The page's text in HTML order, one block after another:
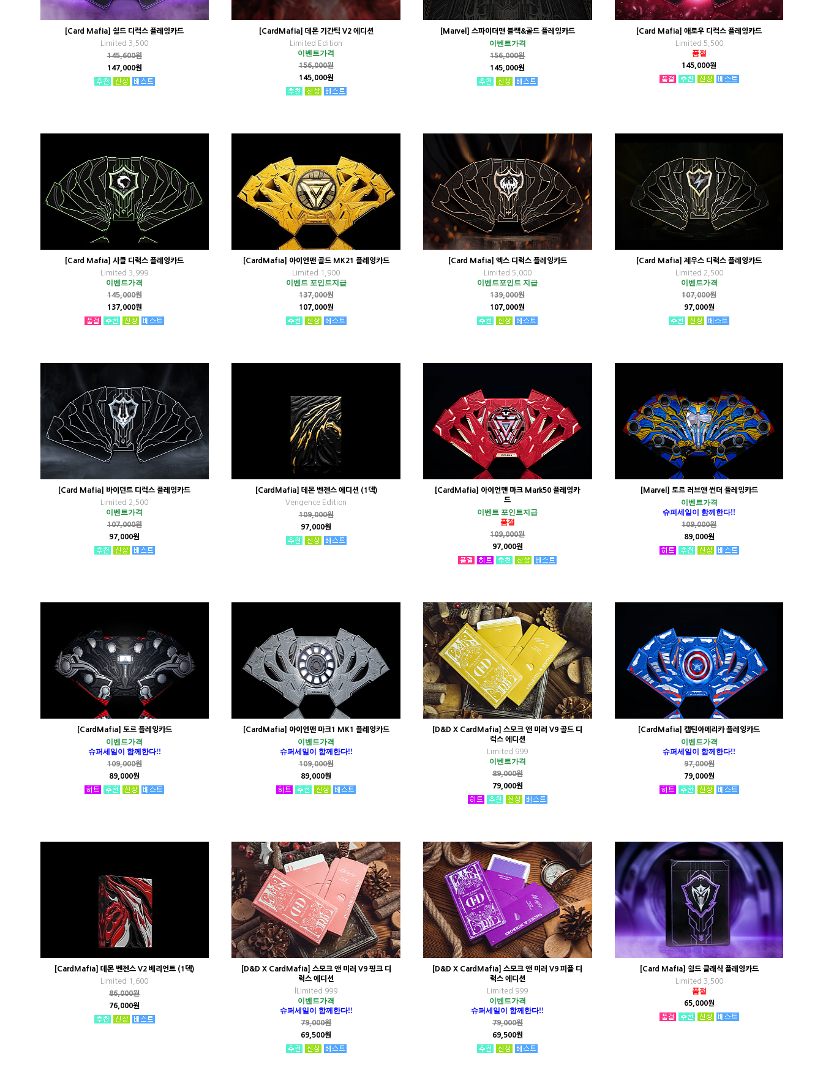
[Card Mafia] 쉴드 디럭스 플레잉카드
Limited 3,500
145,600원
147,000원
[CardMafia] 데몬 기간틱 V2 에디션
Limited Edition
이벤트가격
156,000원
145,000원
[Marvel] 스파이더맨 블랙&골드 플레잉카드
이벤트가격
156,000원
145,000원
[Card Mafia] 애로우 디럭스 플레잉카드
Limited 5,500
품절
145,000원
[Card Mafia] 시클 디럭스 플레잉카드
Limited 3,999
이벤트가격
145,000원
137,000원
[CardMafia] 아이언맨 골드 MK21 플레잉카드
Limited 1,900
이벤트 포인트지급
137,000원
107,000원
[Card Mafia] 엑스 디럭스 플레잉카드
Limited 5,000
이벤트포인트 지급
139,000원
107,000원
[Card Mafia] 제우스 디럭스 플레잉카드
Limited 2,500
이벤트가격
107,000원
97,000원
[Card Mafia] 바이던트 디럭스 플레잉카드
Limited 2,500
이벤트가격
107,000원
97,000원
[CardMafia] 데몬 벤젠스 에디션 (1덱)
Vengence Edition
109,000원
97,000원
[CardMafia] 아이언맨 마크 Mark50 플레잉카
드
이벤트 포인트지급
품절
109,000원
97,000원
[Marvel] 토르 러브앤 썬더 플레잉카드
이벤트가격
슈퍼세일이 함께한다!!
109,000원
89,000원
[CardMafia] 토르 플레잉카드
이벤트가격
슈퍼세일이 함께한다!!
109,000원
89,000원
[CardMafia] 아이언맨 마크1 MK1 플레잉카드
이벤트가격
슈퍼세일이 함께한다!!
109,000원
89,000원
[D&D X CardMafia] 스모크 앤 미러 V9 골드 디
럭스 에디션
Limited 999
이벤트가격
89,000원
79,000원
[CardMafia] 캡틴아메리카 플레잉카드
이벤트가격
슈퍼세일이 함께한다!!
97,000원
79,000원
[CardMafia] 데몬 벤젠스 V2 베리언트 (1덱)
Limited 1,600
86,000원
76,000원
[D&D X CardMafia] 스모크 앤 미러 V9 핑크 디
럭스 에디션
lLimited 999
이벤트가격
슈퍼세일이 함께한다!!
79,000원
69,500원
[D&D X CardMafia] 스모크 앤 미러 V9 퍼플 디
럭스 에디션
Limited 999
이벤트가격
슈퍼세일이 함께한다!!
79,000원
69,500원
[Card Mafia] 쉴드 클래식 플레잉카드
Limited 3,500
품절
65,000원